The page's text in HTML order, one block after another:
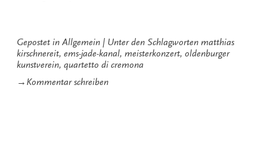
Gepostet in Allgemein Unter den Schlagworten matthias
kirschnereit, ems-jade-kanal, meisterkonzert, oldenburger
kunstverein, quartetto di cremona
→ Kommentar schreibenzu